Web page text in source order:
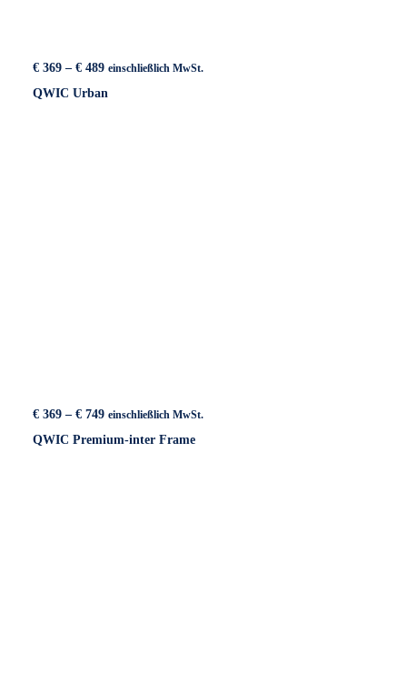
€ 369 – € 489Preisspanne:
bis
einschließlich MwSt.
QWIC Urban
€ 369 – € 749Preisspanne:
bis
einschließlich MwSt.
QWIC Premium-inter Frame